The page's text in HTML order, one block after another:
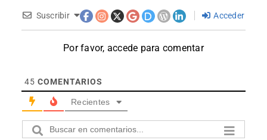
Suscribir Acceder
Por favor, accede para comentar
45 COMENTARIOS
Recientes